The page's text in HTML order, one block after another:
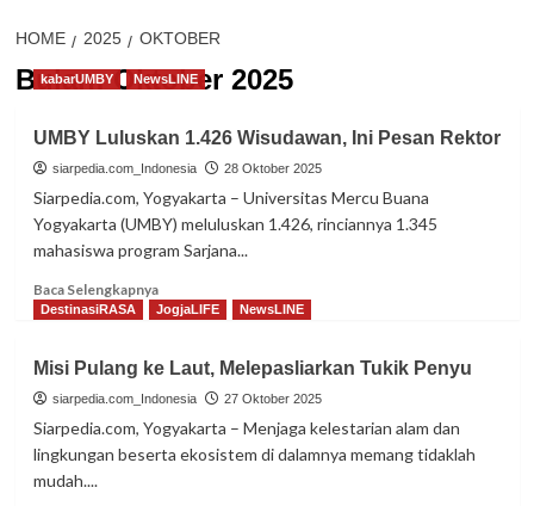
HOME 2025 OKTOBER
Bulan:Oktober 2025
kabarUMBY NewsLINE
UMBY Luluskan 1.426 Wisudawan, Ini Pesan Rektor
siarpedia.com_Indonesia 28 Oktober 2025
Siarpedia.com, Yogyakarta – Universitas Mercu Buana
Yogyakarta (UMBY) meluluskan 1.426, rinciannya 1.345
mahasiswa program Sarjana...
Baca SelengkapnyaRead
more
Luluskan
1.426
Wisudawan,
DestinasiRASA JogjaLIFE NewsLINE
Misi Pulang ke Laut, Melepasliarkan Tukik Penyu
siarpedia.com_Indonesia 27 Oktober 2025
Siarpedia.com, Yogyakarta – Menjaga kelestarian alam dan
lingkungan beserta ekosistem di dalamnya memang tidaklah
mudah....